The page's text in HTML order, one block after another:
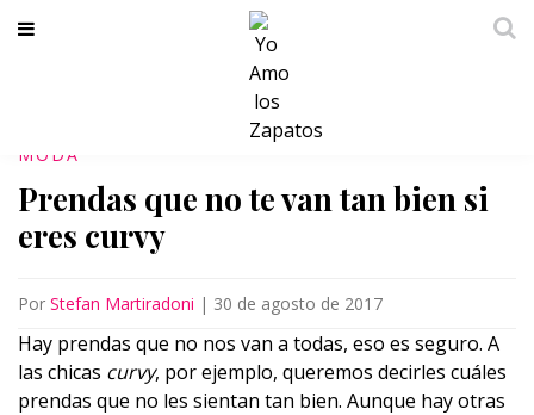
MODA
Prendas que no te van tan bien si
eres curvy
Por Stefan Martiradoni | 30 de agosto de 2017
Hay prendas que no nos van a todas, eso es seguro. A
las chicas curvy, por ejemplo, queremos decirles cuáles
prendas que no les sientan tan bien. Aunque hay otras